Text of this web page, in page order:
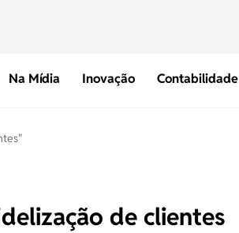
Na Mídia Inovação Contabilidade
de clientes